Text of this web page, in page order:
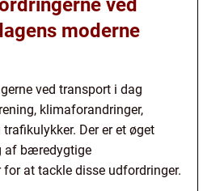
moderne
ved transport i dag
klimaforandringer,
Der er et øget
af bæredygtige
at tackle disse udfordringer.